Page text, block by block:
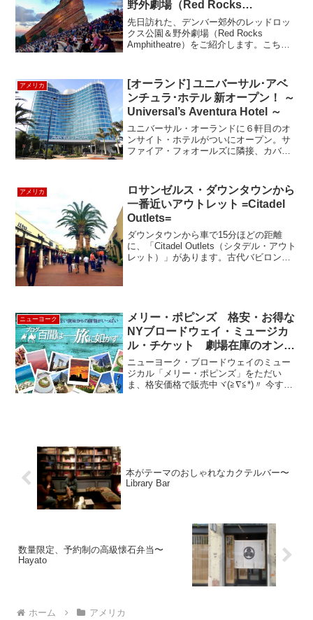
野外劇場（Red Rocks
Amphitheater）で極上の非日常
体験を！
先日訪れた、デンバー郊外のレッドロッ
クス公園＆野外劇場（Red Rocks
Amphitheatre）をご紹介します。こちら
扇の要として傾斜状に広がる9,000の観客
席...
アメリカ
[オーランド] ユニバーサル･アベ
ンチュラ･ホテル 新オープン！ ～
Universal’s Aventura Hotel ～
ユニバーサル・オーランドに６軒目のオ
ンサイト・ホテルがついにオープン。サ
ファイア・フォオールズに隣接、カバナ
目立っている。プライム・バリュー
(Prime Value)...
アメリカ
ロサンゼルス・ダウンタウンから
一番近いアウトレット =Citadel
Outlets=
ダウンタウンから車で15分ほどの距離
に、「Citadel Outlets（シタデル・アウト
レット）」があります。古代バビロンを
ニューヨーク
メリー・ポピンズ 格安・お得な
NYブロードウェイ・ミュージカ
ル・チケット 劇場在庫のオンラ
イン販売！ “MARY POPPINS”
ニューヨーク・ブロードウェイのミュー
ジカル「メリー・ポピンズ」をただい
ま、格安価格で販売中ヾ(≧∇≦*)〃 今す
本がテーマのおしゃれなカクテルバー〜
Library Bar
数量限定、予約制の高級懐石弁当〜
Hayato
ホーム アメリカ